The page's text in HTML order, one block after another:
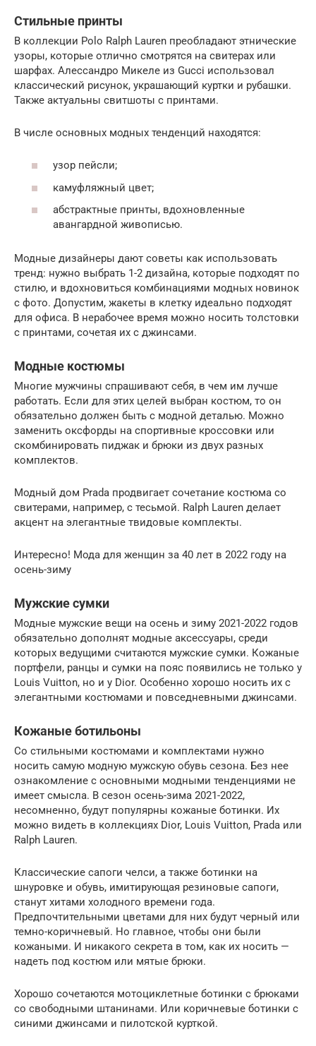
Стильные принты
В коллекции Polo Ralph Lauren преобладают этнические
узоры, которые отлично смотрятся на свитерах или
шарфах. Алессандро Микеле из Gucci использовал
классический рисунок, украшающий куртки и рубашки.
Также актуальны свитшоты с принтами.
В числе основных модных тенденций находятся:
узор пейсли;
камуфляжный цвет;
абстрактные принты, вдохновленные
авангардной живописью.
Модные дизайнеры дают советы как использовать
тренд: нужно выбрать 1-2 дизайна, которые подходят по
стилю, и вдохновиться комбинациями модных новинок
с фото. Допустим, жакеты в клетку идеально подходят
для офиса. В нерабочее время можно носить толстовки
с принтами, сочетая их с джинсами.
Модные костюмы
Многие мужчины спрашивают себя, в чем им лучше
работать. Если для этих целей выбран костюм, то он
обязательно должен быть с модной деталью. Можно
заменить оксфорды на спортивные кроссовки или
скомбинировать пиджак и брюки из двух разных
комплектов.
Модный дом Prada продвигает сочетание костюма со
свитерами, например, с тесьмой. Ralph Lauren делает
акцент на элегантные твидовые комплекты.
Интересно! Мода для женщин за 40 лет в 2022 году на
осень-зиму
Мужские сумки
Модные мужские вещи на осень и зиму 2021-2022 годов
обязательно дополнят модные аксессуары, среди
которых ведущими считаются мужские сумки. Кожаные
портфели, ранцы и сумки на пояс появились не только у
Louis Vuitton, но и у Dior. Особенно хорошо носить их с
элегантными костюмами и повседневными джинсами.
Кожаные ботильоны
Со стильными костюмами и комплектами нужно
носить самую модную мужскую обувь сезона. Без нее
ознакомление с основными модными тенденциями не
имеет смысла. В сезон осень-зима 2021-2022,
несомненно, будут популярны кожаные ботинки. Их
можно видеть в коллекциях Dior, Louis Vuitton, Prada или
Ralph Lauren.
Классические сапоги челси, а также ботинки на
шнуровке и обувь, имитирующая резиновые сапоги,
станут хитами холодного времени года.
Предпочтительными цветами для них будут черный или
темно-коричневый. Но главное, чтобы они были
кожаными. И никакого секрета в том, как их носить —
надеть под костюм или мятые брюки.
Хорошо сочетаются мотоциклетные ботинки с брюками
со свободными штанинами. Или коричневые ботинки с
синими джинсами и пилотской курткой.